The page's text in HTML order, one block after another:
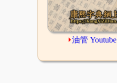
⏵油管 Youtube